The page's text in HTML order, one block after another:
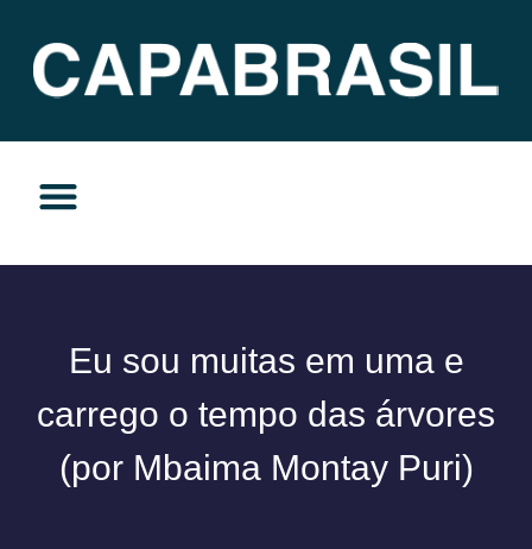
Eu sou muitas em uma e
carrego o tempo das árvores
(por Mbaima Montay Puri)